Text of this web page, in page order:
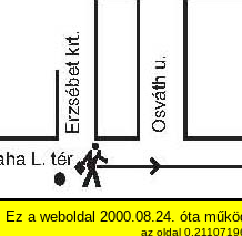
Ez a weboldal 2000.08.24. óta
az oldal